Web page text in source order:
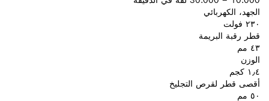
الجهد، الكهربائي
٢٣٠ فولت
قطر رقبة البريمة
٤٣ مم
الوزن
١٫٤ كجم
أقصى قطر لقرص التجليخ